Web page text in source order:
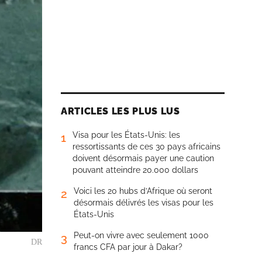
DR
ARTICLES LES PLUS LUS
1
Visa pour les États-Unis: les
ressortissants de ces 30 pays africains
doivent désormais payer une caution
pouvant atteindre 20.000 dollars
2
Voici les 20 hubs d’Afrique où seront
désormais délivrés les visas pour les
États-Unis
3
Peut-on vivre avec seulement 1000
francs CFA par jour à Dakar?